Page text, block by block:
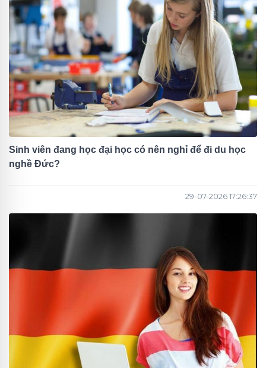
Sinh viên đang học đại học có nên nghỉ để đi du học
nghề Đức?
29-07-2026 17:26:37